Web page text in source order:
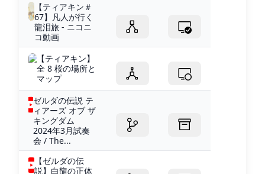
【ティアキン＃
67】凡人が行く
龍泪旅 - ニコニ
コ動画
【ティアキン】
全 8 桜の場所と
マップ
ゼルダの伝説 テ
ィアーズ オブ ザ
キングダム
2024年3月試奏
会 / The...
【ゼルダの伝
説】白龍の正体